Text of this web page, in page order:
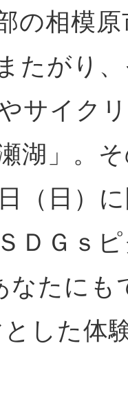
の相模
たがり
サイク
湖」。
（日）
ＤＧｓ
なたにも
した体
鴻巣
池袋
生駒
秋葉原